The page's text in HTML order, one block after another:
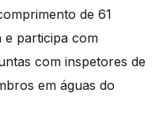
de 61
e participa com
com inspetores de
em águas do